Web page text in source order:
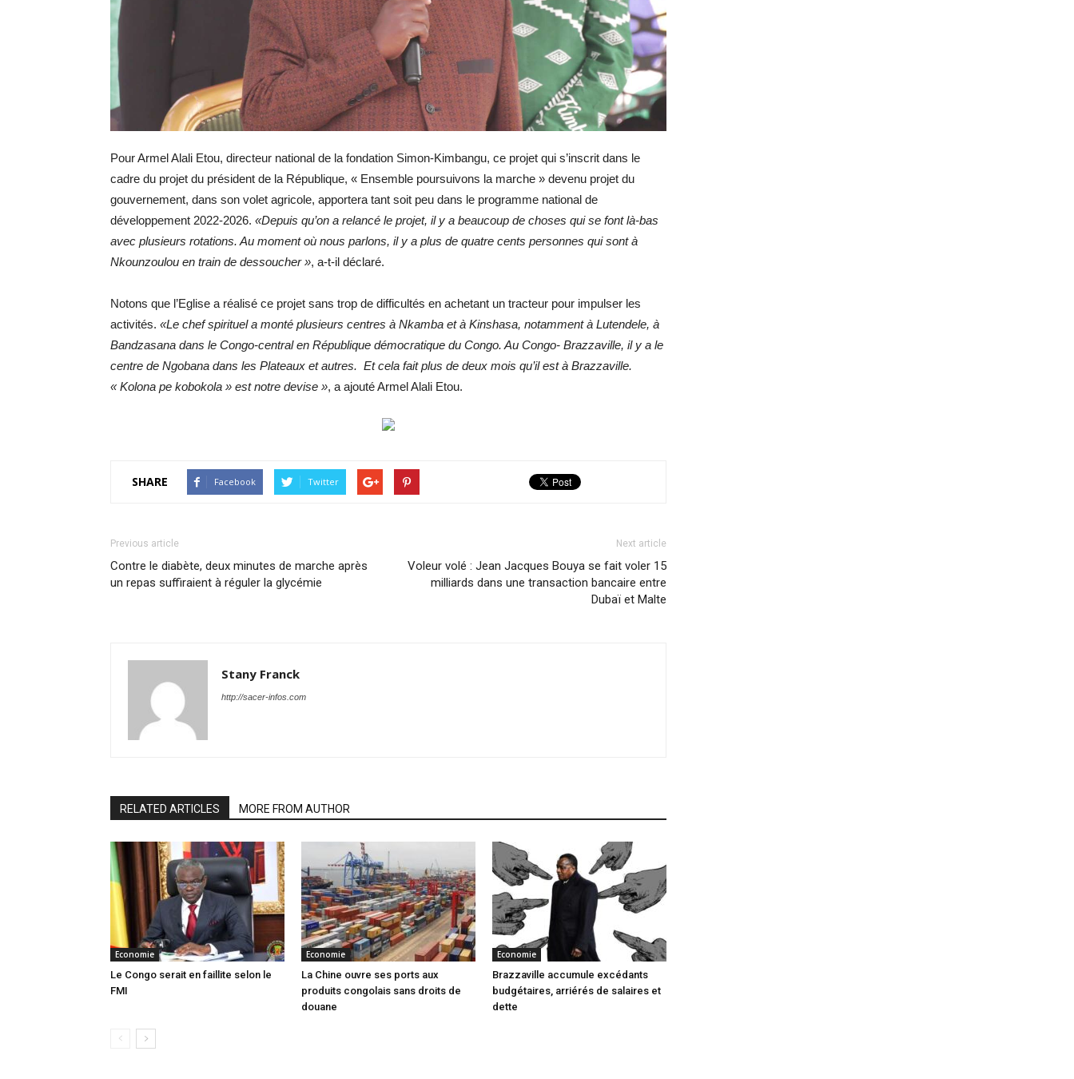
Pour Armel Alali Etou, directeur national de la fondation Simon-Kimbangu, ce projet qui s’inscrit dans le
cadre du projet du président de la République, « Ensemble poursuivons la marche » devenu projet du
gouvernement, dans son volet agricole, apportera tant soit peu dans le programme national de
développement 2022-2026. «Depuis qu’on a relancé le projet, il y a beaucoup de choses qui se font là-bas
avec plusieurs rotations. Au moment où nous parlons, il y a plus de quatre cents personnes qui sont à
Nkounzoulou en train de dessoucher », a-t-il déclaré.
Notons que l’Eglise a réalisé ce projet sans trop de difficultés en achetant un tracteur pour impulser les
activités. «Le chef spirituel a monté plusieurs centres à Nkamba et à Kinshasa, notamment à Lutendele, à
Bandzasana dans le Congo-central en République démocratique du Congo. Au Congo- Brazzaville, il y a le
centre de Ngobana dans les Plateaux et autres. Et cela fait plus de deux mois qu’il est à Brazzaville.
« Kolona pe kobokola » est notre devise », a ajouté Armel Alali Etou.
SHARE Facebook Twitter
Previous article
Contre le diabète, deux minutes de marche après
un repas suffiraient à réguler la glycémie
Next article
Voleur volé : Jean Jacques Bouya se fait voler 15
milliards dans une transaction bancaire entre
Dubaï et Malte
Stany Franck
http://sacer-infos.com
RELATED ARTICLES MORE FROM AUTHOR
Economie
Le Congo serait en faillite selon le
FMI
Economie
La Chine ouvre ses ports aux
produits congolais sans droits de
douane
Economie
Brazzaville accumule excédants
budgétaires, arriérés de salaires et
dette